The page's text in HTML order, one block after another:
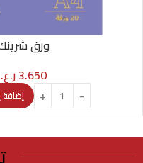
ورق
3.650ر.ع.
إضافة